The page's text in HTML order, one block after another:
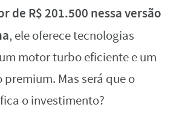
de R$ 201.500 nessa versão
, ele oferece tecnologias
motor turbo eficiente e um
Mas será que o
o investimento?